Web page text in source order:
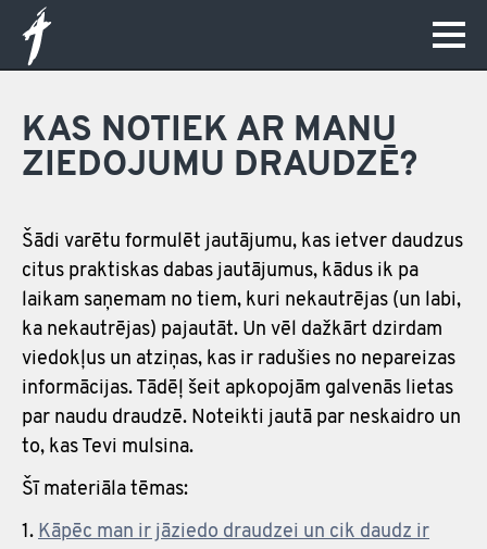
KAS NOTIEK AR MANU
ZIEDOJUMU DRAUDZĒ?
Šādi varētu formulēt jautājumu, kas ietver daudzus
citus praktiskas dabas jautājumus, kādus ik pa
laikam saņemam no tiem, kuri nekautrējas (un labi,
ka nekautrējas) pajautāt. Un vēl dažkārt dzirdam
viedokļus un atziņas, kas ir radušies no nepareizas
informācijas. Tādēļ šeit apkopojām galvenās lietas
par naudu draudzē. Noteikti jautā par neskaidro un
to, kas Tevi mulsina.
Šī materiāla tēmas:
Kāpēc man ir jāziedo draudzei un cik daudz ir